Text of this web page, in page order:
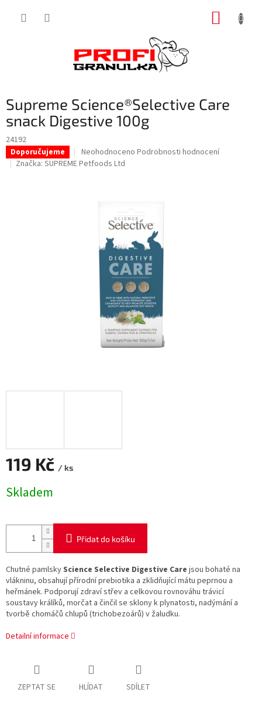
Supreme Science®Selective Care
snack Digestive 100g
24192
Doporučujeme
Průměrné
hodnocení
hvězdiček.
Neohodnoceno Podrobnosti hodnocení
Značka: SUPREME Petfoods Ltd
119 Kč / ks
cena:
Skladem
Přidat do košíku
Chutné pamlskyScience Selective Digestive Care jsou bohaté na
vlákninu, obsahují přírodní prebiotika a zklidňující mátu peprnou a
heřmánek. Podporují zdraví střev a celkovou rovnováhu trávicí
soustavy králíků, morčat a činčil se sklony k plynatosti, nadýmání a
tvorbě chomáčů chlupů (trichobezoárů) v žaludku.
Detailní informace
ZEPTAT SE HLÍDAT SDÍLET